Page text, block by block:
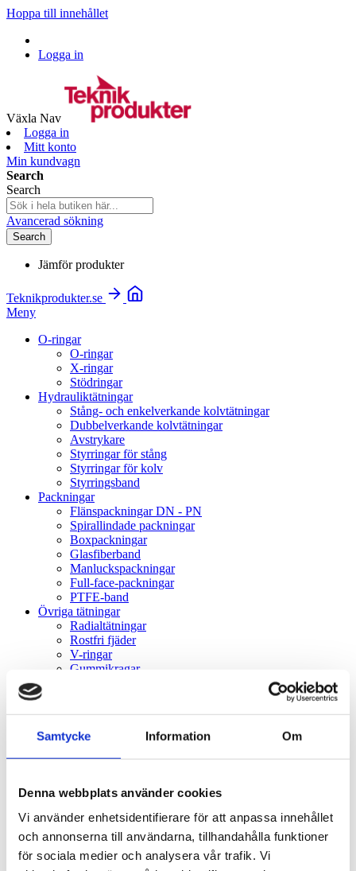
Samtycke Information Om
Denna webbplats använder cookies
Vi använder enhetsidentifierare för att anpassa innehållet
och annonserna till användarna, tillhandahålla funktioner
för sociala medier och analysera vår trafik. Vi
Hoppa till innehållet
Logga in
Växla Nav
Logga in
Mitt konto
Min kundvagn
Search
Search
Avancerad sökning
Search
Jämför produkter
Teknikprodukter.se
Meny
O-ringar
O-ringar
X-ringar
Stödringar
Hydrauliktätningar
Stång- och enkelverkande kolvtätningar
Dubbelverkande kolvtätningar
Avstrykare
Styrringar för stång
Styrringar för kolv
Styrringsband
Packningar
Flänspackningar DN - PN
Spirallindade packningar
Boxpackningar
Glasfiberband
Manluckspackningar
Full-face-packningar
PTFE-band
Övriga tätningar
Radialtätningar
Rostfri fjäder
V-ringar
Gummikragar
Rullningslager
Sfäriska kullager
Vinkelkontaktkullager
Cylindriska rullager
Koniska rullager
Lagerenheter och tillbehör
Ledlager
Axiallager